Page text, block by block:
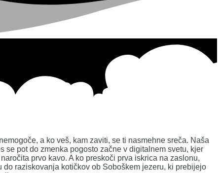
a ko veš, kam zaviti, se ti nasmehne sreča. Naša
se pot do zmenka pogosto začne v digitalnem svetu, kjer
prvo kavo. A ko preskoči prva iskrica na zaslonu,
raziskovanja kotičkov ob Soboškem jezeru, ki prebijejo